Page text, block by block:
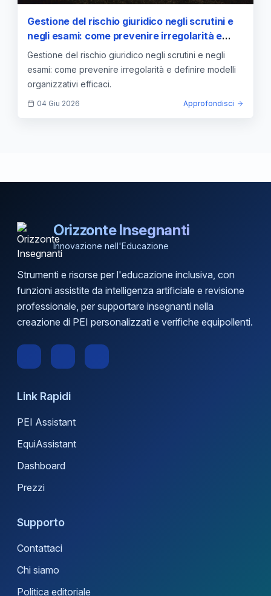
Gestione del rischio giuridico negli scrutini e
negli esami: come prevenire irregolarità e
definire modelli organizzativi
Gestione del rischio giuridico negli scrutini e negli
esami: come prevenire irregolarità e definire modelli
organizzativi efficaci.
04 Giu 2026 Approfondisci
Orizzonte Insegnanti
Innovazione nell'Educazione
Strumenti e risorse per l'educazione inclusiva, con
funzioni assistite da intelligenza artificiale e revisione
professionale, per supportare insegnanti nella
creazione di PEI personalizzati e verifiche equipollenti.
Link Rapidi
PEI Assistant
EquiAssistant
Dashboard
Prezzi
Supporto
Contattaci
Chi siamo
Politica editoriale